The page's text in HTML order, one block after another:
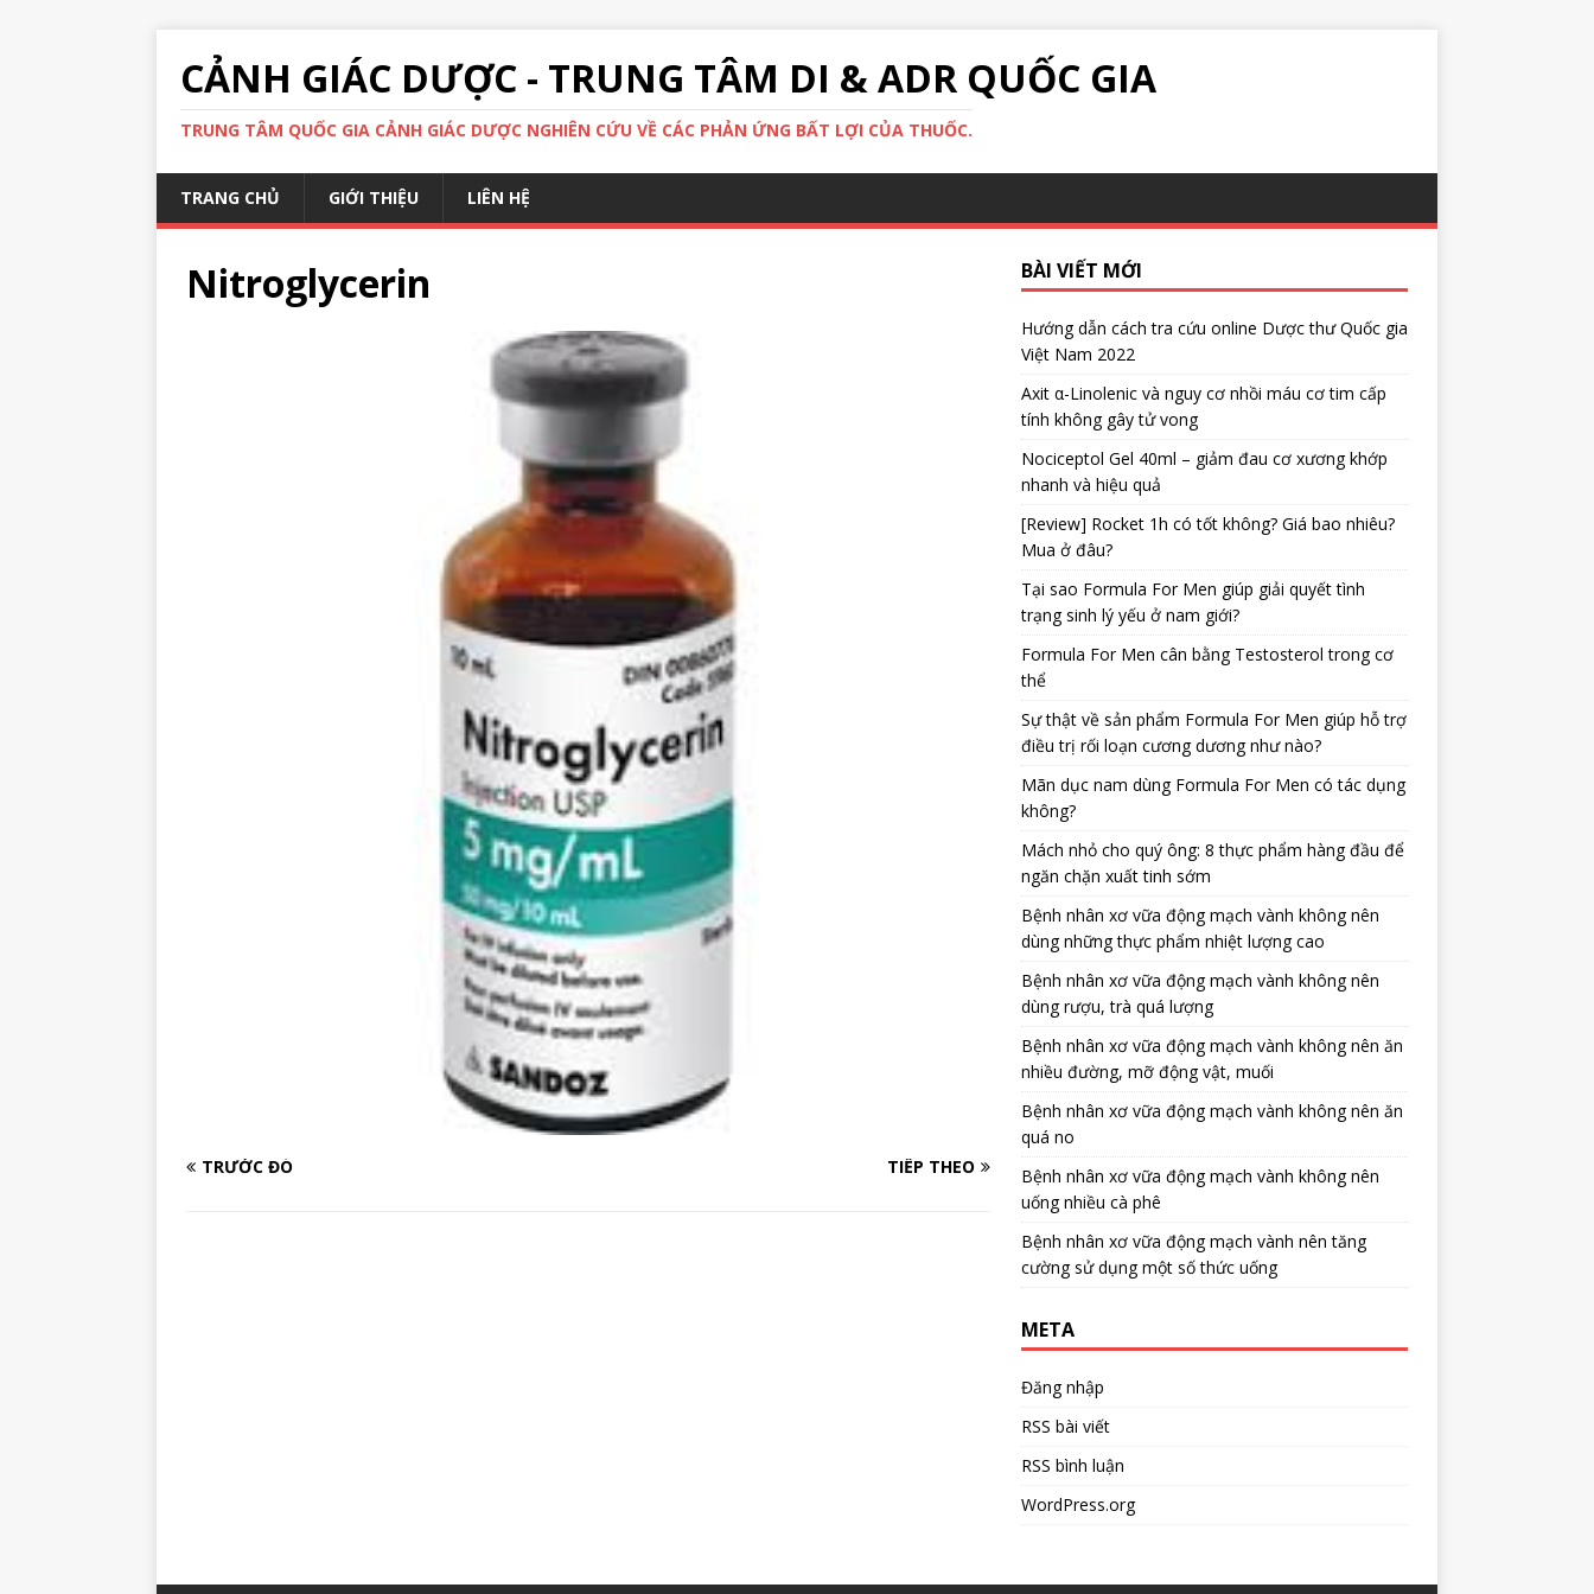
CẢNH GIÁC DƯỢC - TRUNG TÂM DI & ADR QUỐC GIA
TRUNG TÂM QUỐC GIA CẢNH GIÁC DƯỢC NGHIÊN CỨU VỀ CÁC PHẢN ỨNG BẤT LỢI CỦA THUỐC.
TRANG CHỦ GIỚI THIỆU LIÊN HỆ
Nitroglycerin
TRƯỚC ĐÓ TIẾP THEO
BÀI VIẾT MỚI
Hướng dẫn cách tra cứu online Dược thư Quốc gia
Việt Nam 2022
Axit α-Linolenic và nguy cơ nhồi máu cơ tim cấp
tính không gây tử vong
Nociceptol Gel 40ml – giảm đau cơ xương khớp
nhanh và hiệu quả
[Review] Rocket 1h có tốt không? Giá bao nhiêu?
Mua ở đâu?
Tại sao Formula For Men giúp giải quyết tình
trạng sinh lý yếu ở nam giới?
Formula For Men cân bằng Testosterol trong cơ
thể
Sự thật về sản phẩm Formula For Men giúp hỗ trợ
điều trị rối loạn cương dương như nào?
Mãn dục nam dùng Formula For Men có tác dụng
không?
Mách nhỏ cho quý ông: 8 thực phẩm hàng đầu để
ngăn chặn xuất tinh sớm
Bệnh nhân xơ vữa động mạch vành không nên
dùng những thực phẩm nhiệt lượng cao
Bệnh nhân xơ vữa động mạch vành không nên
dùng rượu, trà quá lượng
Bệnh nhân xơ vữa động mạch vành không nên ăn
nhiều đường, mỡ động vật, muối
Bệnh nhân xơ vữa động mạch vành không nên ăn
quá no
Bệnh nhân xơ vữa động mạch vành không nên
uống nhiều cà phê
Bệnh nhân xơ vữa động mạch vành nên tăng
cường sử dụng một số thức uống
META
Đăng nhập
RSS bài viết
RSS bình luận
WordPress.org